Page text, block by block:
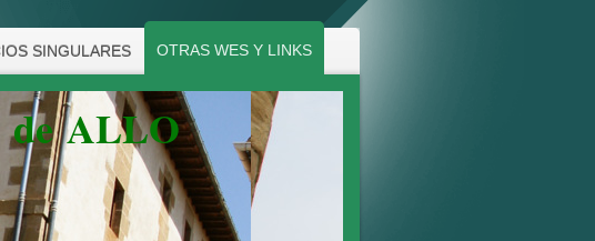
SINGULARES OTRAS WES Y LINKS
de ALLO